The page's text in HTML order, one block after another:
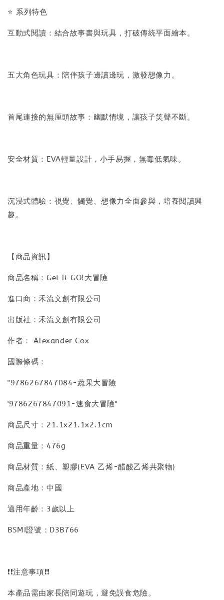
⭐ 系列特色
互動式閱讀：結合故事書與玩具，打破傳統平面繪本。
五大角色玩具：陪伴孩子邊讀邊玩，激發想像力。
首尾連接的無厘頭故事：幽默情境，讓孩子笑聲不斷。
安全材質：EVA輕量設計，小手易握，無毒低氣味。
沉浸式體驗：視覺、觸覺、想像力全面參與，培養閱讀興
趣。
【商品資訊】
商品名稱：Get it GO!大冒險
進口商：禾流文創有限公司
出版社：禾流文創有限公司
作者： Alexander Cox
國際條碼：
"9786267847084-蔬果大冒險
'9786267847091-速食大冒險"
商品尺寸：21.1x21.1x2.1cm
商品重量：476g
商品材質：紙、塑膠(EVA 乙烯-醋酸乙烯共聚物)
商品產地：中國
適用年齡：3歲以上
BSMI證號：D3B766
❗❗注意事項❗❗
本產品需由家長陪同遊玩，避免誤食危險。